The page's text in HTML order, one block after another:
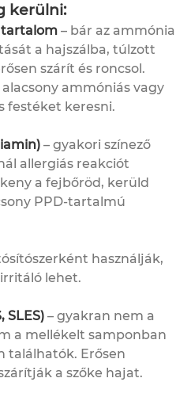
kerülni:
– bár az ammónia
a hajszálba, túlzott
szárít és roncsol.
ammóniás vagy
festéket keresni.
– gyakori színező
allergiás reakciót
a fejbőröd, kerüld
PPD-tartalmú
használják,
lehet.
SLES) – gyakran nem a
a mellékelt samponban
találhatók. Erősen
a szőke hajat.